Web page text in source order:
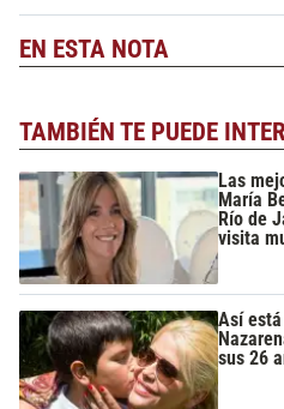
EN ESTA NOTA
TAMBIÉN TE PUEDE
Las
María
Río de
visita
Así
sus 26